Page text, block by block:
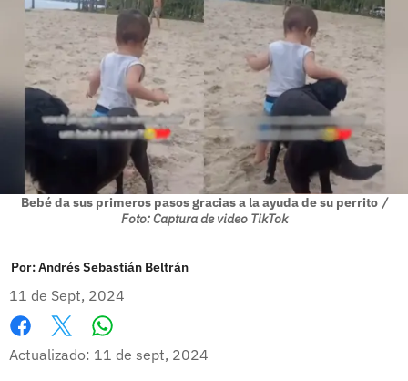
Bebé da sus primeros pasos gracias a la ayuda de su perrito /
Foto: Captura de video TikTok
Por:Andrés Sebastián Beltrán
11 de Sept, 2024
Facebook
X
Actualizado: 11 de sept, 2024